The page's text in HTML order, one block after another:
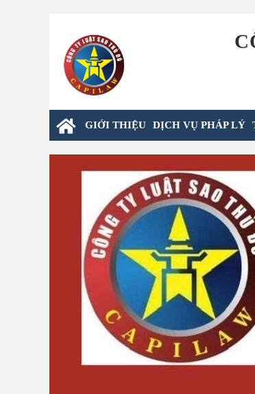
GIỚI THIỆU DỊCH VỤ PHÁP LÝ